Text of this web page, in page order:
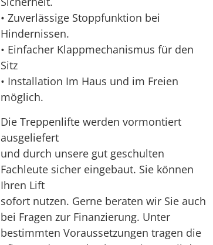
• Zuverlässige Stoppfunktion bei
Hindernissen.
• Einfacher Klappmechanismus für den
Sitz
• Installation Im Haus und im Freien
möglich.
Die Treppenlifte werden vormontiert
ausgeliefert
und durch unsere gut geschulten
Fachleute sicher eingebaut. Sie können
Ihren Lift
sofort nutzen. Gerne beraten wir Sie auch
bei Fragen zur Finanzierung. Unter
bestimmten Voraussetzungen tragen die